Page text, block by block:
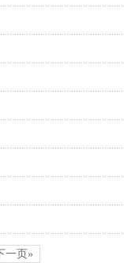
一页»